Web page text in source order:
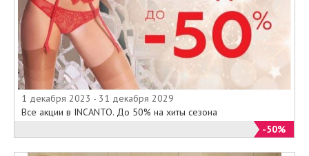
1 декабря 2023 - 31 декабря 2029
Все акции в INCANTO. До 50% на хиты сезона
-50%